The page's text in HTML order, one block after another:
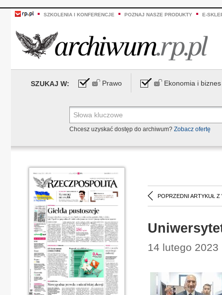
SZKOLENIA I KONFERENCJE POZNAJ NASZE PRODUKTY E-
SZUKAJ W: Prawo Ekonomia i biznes
Chcesz uzyskać dostęp do archiwum? Zobacz ofertę
POPRZEDNI ARTYKUŁ Z
14 lutego